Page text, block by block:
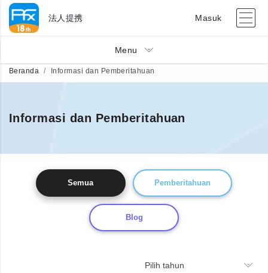
法人提携 Masuk
Menu
Beranda Informasi dan Pemberitahuan
Informasi dan Pemberitahuan
Semua Pemberitahuan
Blog
Pilih tahun